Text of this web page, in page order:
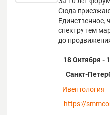
Сюда
Единственное,
спектру тем
до
18 Октября -
Санкт-
Ивентология
https://